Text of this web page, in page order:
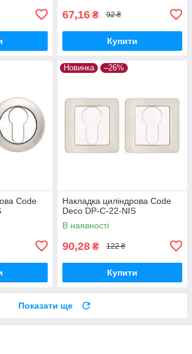
67,16 ₴ 92 ₴
Купити
Code
Новинка –26%
Накладка циліндрова Code
Deco DP-C-22-NIS
В наявності
90,28 ₴ 122 ₴
Купити
Показати ще